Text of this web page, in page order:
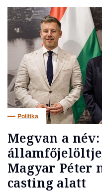
Politika
Megvan a
Magyar Péter
casting alatt